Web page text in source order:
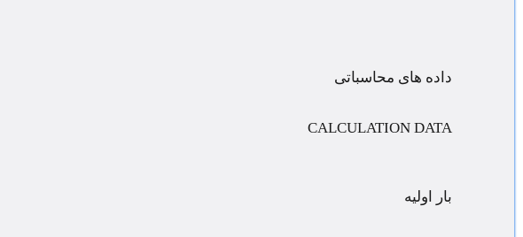
داده های محاسباتی
CALCULATION DATA
بار اولیه